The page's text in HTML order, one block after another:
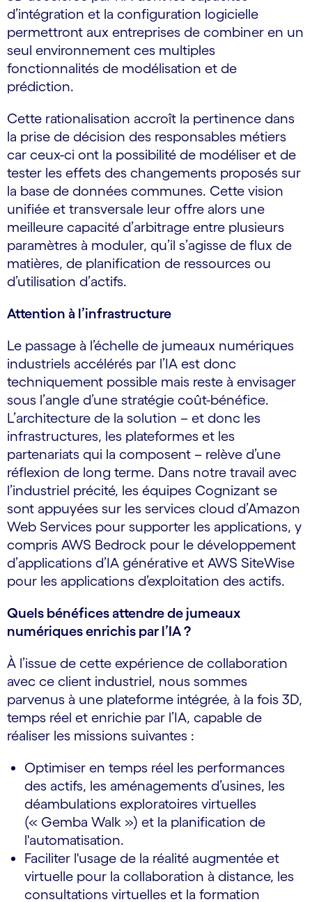
d’intégration et la configuration logicielle
permettront aux entreprises de combiner en un
seul environnement ces multiples
fonctionnalités de modélisation et de
prédiction.
Cette rationalisation accroît la pertinence dans
la prise de décision des responsables métiers
car ceux-ci ont la possibilité de modéliser et de
tester les effets des changements proposés sur
la base de données communes. Cette vision
unifiée et transversale leur offre alors une
meilleure capacité d’arbitrage entre plusieurs
paramètres à moduler, qu’il s’agisse de flux de
matières, de planification de ressources ou
d’utilisation d’actifs.
Attention à l’infrastructure
Le passage à l’échelle de jumeaux numériques
industriels accélérés par l’IA est donc
techniquement possible mais reste à envisager
sous l’angle d’une stratégie coût-bénéfice.
L’architecture de la solution – et donc les
infrastructures, les plateformes et les
partenariats qui la composent – relève d’une
réflexion de long terme. Dans notre travail avec
l’industriel précité, les équipes Cognizant se
sont appuyées sur les services cloud d’Amazon
Web Services pour supporter les applications, y
compris AWS Bedrock pour le développement
d’applications d’IA générative et AWS SiteWise
pour les applications d’exploitation des actifs.
Quels bénéfices attendre de jumeaux
numériques enrichis par l’IA ?
À l’issue de cette expérience de collaboration
avec ce client industriel, nous sommes
parvenus à une plateforme intégrée, à la fois 3D,
temps réel et enrichie par l’IA, capable de
réaliser les missions suivantes :
Optimiser en temps réel les performances
des actifs, les aménagements d’usines, les
déambulations exploratoires virtuelles
(« Gemba Walk ») et la planification de
l'automatisation.
Faciliter l'usage de la réalité augmentée et
virtuelle pour la collaboration à distance, les
consultations virtuelles et la formation